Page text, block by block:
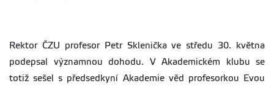
Rektor ČZU profesor Petr Sklenička ve středu 30. května
podepsal významnou dohodu. V Akademickém klubu se
totiž sešel s předsedkyní Akademie věd profesorkou Evou